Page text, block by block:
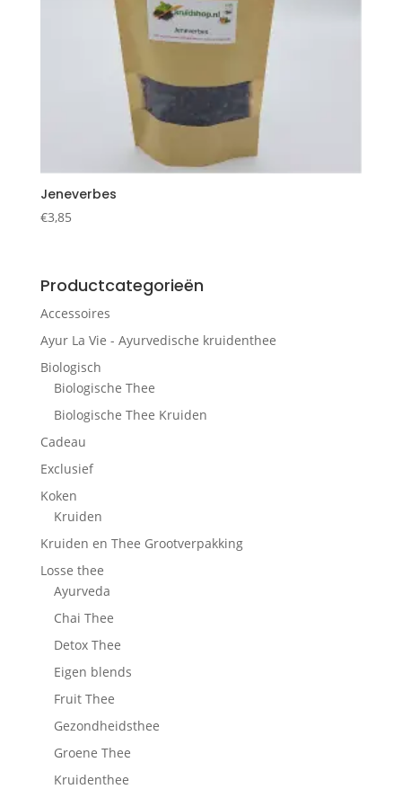
Jeneverbes
€3,85
Productcategorieën
Accessoires
Ayur La Vie - Ayurvedische kruidenthee
Biologisch
Biologische Thee
Biologische Thee Kruiden
Cadeau
Exclusief
Koken
Kruiden
Kruiden en Thee Grootverpakking
Losse thee
Ayurveda
Chai Thee
Detox Thee
Eigen blends
Fruit Thee
Gezondheidsthee
Groene Thee
Kruidenthee